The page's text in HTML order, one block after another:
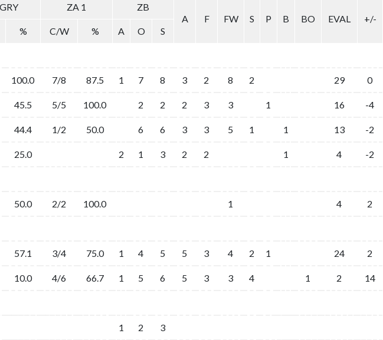
ZA 1
ZB
A
F FW S P B BO EVAL
+/-
% C/W % A O S
100.0 7/8 87.5 1 7 8 3 2 8 2 29 0
45.5 5/5 100.0 2 2 2 3 3 1 16 -4
44.4 1/2 50.0 6 6 3 3 5 1 1 13 -2
25.0 2 1 3 2 2 1 4 -2
50.0 2/2 100.0 1 4 2
57.1 3/4 75.0 1 4 5 5 3 4 2 1 24 2
10.0 4/6 66.7 1 5 6 5 3 3 4 1 2 14
1 2 3